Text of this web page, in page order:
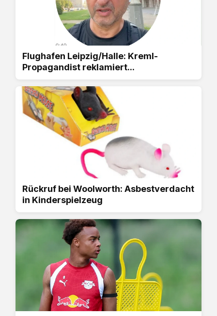
Flughafen Leipzig/Halle: Kreml-
Propagandist reklamiert...
Rückruf bei Woolworth: Asbestverdacht
in Kinderspielzeug